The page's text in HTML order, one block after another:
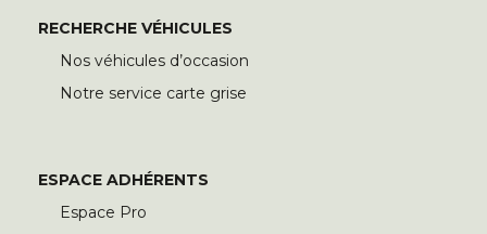
RECHERCHE VÉHICULES
Nos véhicules d’occasion
Notre service carte grise
ESPACE ADHÉRENTS
Espace Pro